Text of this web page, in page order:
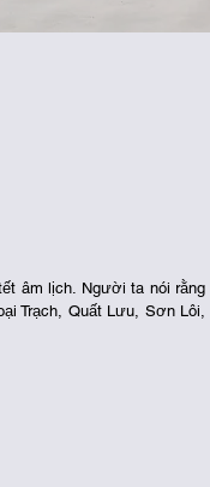
âm lịch. Người ta nói rằng
Trạch, Quất Lưu, Sơn Lôi,